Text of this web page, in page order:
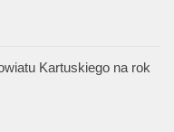
Kartuskiego na rok